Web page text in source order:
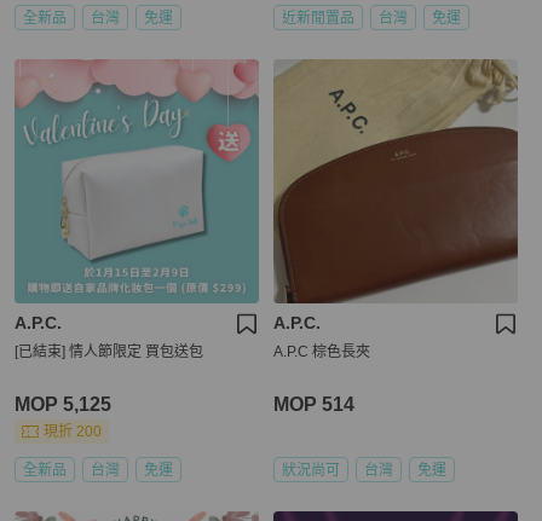
全新品 台灣 免運 近新閒置品 台灣 免運
A.P.C.
[已結束] 情人節限定 買包送包
MOP 5,125
現折 200
全新品 台灣 免運
A.P.C.
A.P.C 棕色長夾
MOP 514
狀況尚可 台灣 免運